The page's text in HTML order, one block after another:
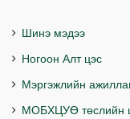
Шинэ мэдээ
Ногоон Алт цэс
Мэргэжлийн
МОБХЦУӨ төслийн